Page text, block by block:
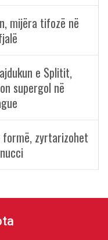
mijëra tifozë në
e Splitit,
supergol në
zyrtarizohet